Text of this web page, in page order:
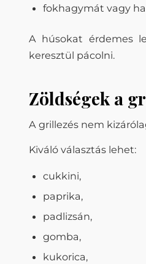
fokhagymát vagy
A húsokat érdemes
keresztül pácolni.
Zöldségek a
A grillezés nem
Kiváló választás lehet:
cukkini,
paprika,
padlizsán,
gomba,
kukorica,